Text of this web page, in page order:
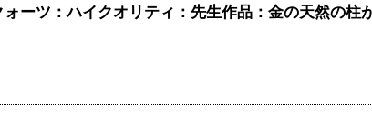
ツ：ハイクオリティ：先生作品：金の天然の柱